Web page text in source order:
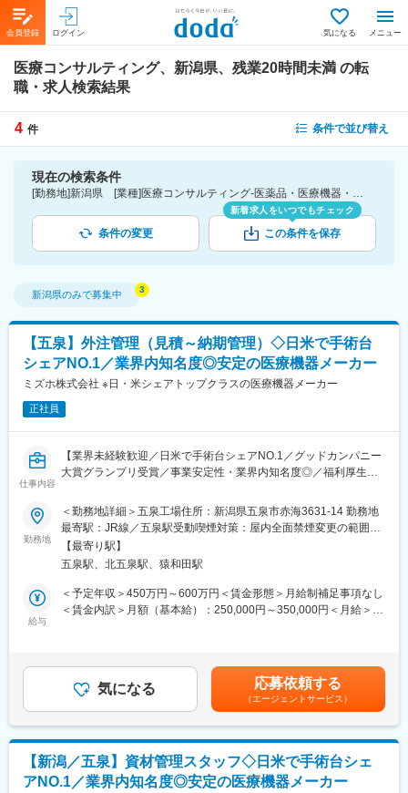
会員登録 ログイン 気になる メニュー
医療コンサルティング、新潟県、残業20時間未満 の転
職・求人検索結果
4 件 条件で並び替え
現在の検索条件
[勤務地]新潟県 [業種]医療コンサルティング-医薬品・医療機器・ライフサイエンス・医療系サービス [詳細条件](休日・働き方)残業20時間未満
条件の変更
新着求人をいつでもチェック
この条件を保存
新潟県のみで募集中
【五泉】外注管理（見積～納期管理）◇日米で手術台
シェアNO.1／業界内知名度◎安定の医療機器メーカー
ミズホ株式会社 ※日・米シェアトップクラスの医療機器メーカー
正社員
仕事内容
【業界未経験歓迎／日米で手術台シェアNO.1／グッドカンパニー
大賞グランプリ受賞／事業安定性・業界内知名度◎／福利厚生充
【業務概要】
■当社は100年を超える医療機器メーカーで、世界的なトップクラ
スシェア製品を持つ安定企業です。
■整形・脳外科関係製品 （脳動脈瘤クリップ、整形外科インプラ
ント、鋼製器具等） を製造する上で必要な一部の加工を外注先へ
依頼しており、外注先への発注から部材出荷・納期管理まで幅広
■取引先や外注先への見積依頼、価格交渉、発注書作成、納期管
理、入庫処理
■外注先への部材持ち込みのための梱包、搬入作業と引き取り な
■五泉工場は主力製品である脳外科・整形外科関係製品を開発設
計・製造しています。
「脳動脈瘤クリップ」「整形外科インプラント」「鋼製器具」
勤務地
＜勤務地詳細＞五泉工場住所：新潟県五泉市赤海3631-14 勤務地
最寄駅：JR線／五泉駅受動喫煙対策：屋内全面禁煙変更の範囲：
会社の定める事業所
【最寄り駅】
五泉駅、北五泉駅、猿和田駅
給与
＜予定年収＞450万円～600万円＜賃金形態＞月給制補足事項なし
＜賃金内訳＞月額（基本給）：250,000円～350,000円＜月給＞
選考を通じて上下する可能性があります。・業績加算賞与の制度
があり、年収は平均的な加算賞与を含みます。・残業代別途支給
賃金はあくまでも目安の金額であり、選考を通じて上下する可能
性があります。月給(月額)は固定手当を含めた表記です。
気になる 応募依頼する
（エージェントサービス）
【新潟／五泉】資材管理スタッフ◇日米で手術台シェ
アNO.1／業界内知名度◎安定の医療機器メーカー